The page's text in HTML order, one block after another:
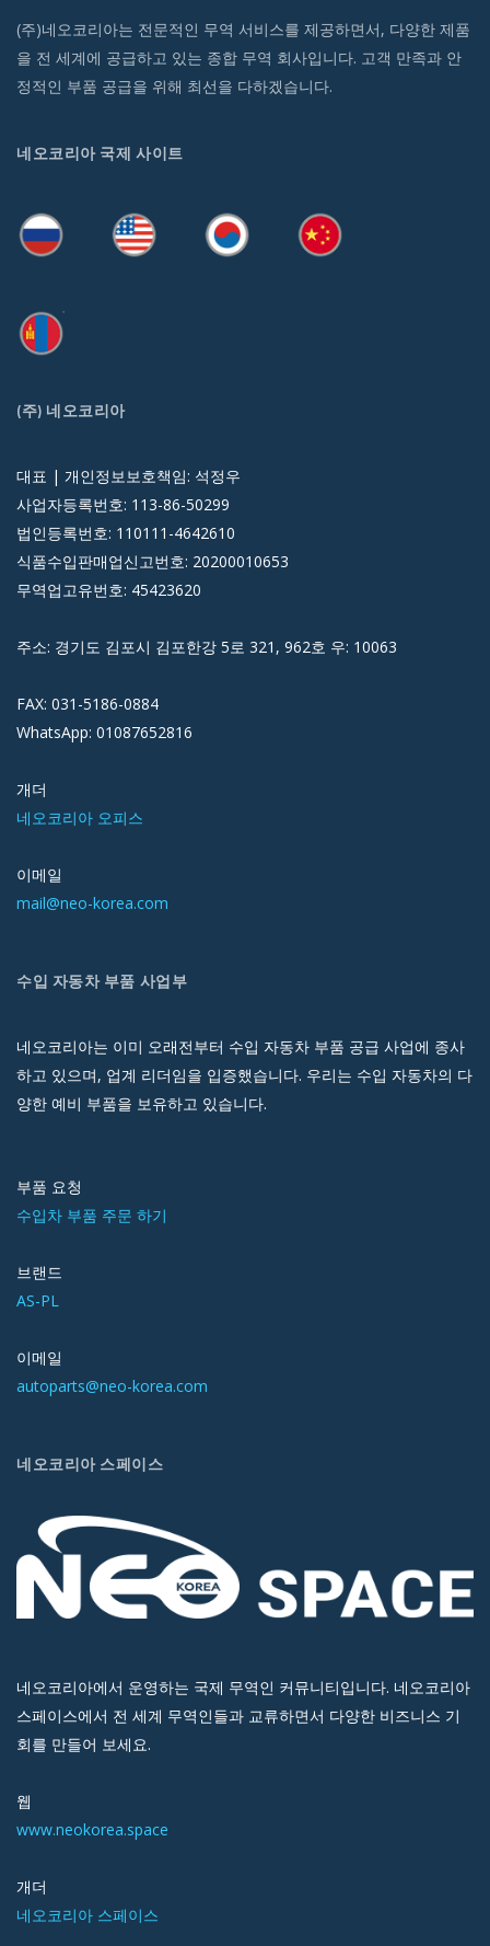
(주)네오코리아는 전문적인 무역 서비스를 제공하면서, 다양한 제품
을 전 세계에 공급하고 있는 종합 무역 회사입니다. 고객 만족과 안
정적인 부품 공급을 위해 최선을 다하겠습니다.
네오코리아 국제 사이트
(주) 네오코리아
대표 | 개인정보보호책임: 석정우
사업자등록번호: 113-86-50299
법인등록번호: 110111-4642610
식품수입판매업신고번호: 20200010653
무역업고유번호: 45423620
주소: 경기도 김포시 김포한강 5로 321, 962호 우: 10063
FAX: 031-5186-0884
WhatsApp: 01087652816
개더
네오코리아 오피스
이메일
mail@neo-korea.com
수입 자동차 부품 사업부
네오코리아는 이미 오래전부터 수입 자동차 부품 공급 사업에 종사
하고 있으며, 업계 리더임을 입증했습니다. 우리는 수입 자동차의 다
양한 예비 부품을 보유하고 있습니다.
부품 요청
수입차 부품 주문 하기
브랜드
AS-PL
이메일
autoparts@neo-korea.com
네오코리아 스페이스
네오코리아에서 운영하는 국제 무역인 커뮤니티입니다. 네오코리아
스페이스에서 전 세계 무역인들과 교류하면서 다양한 비즈니스 기
회를 만들어 보세요.
웹
www.neokorea.space
개더
네오코리아 스페이스